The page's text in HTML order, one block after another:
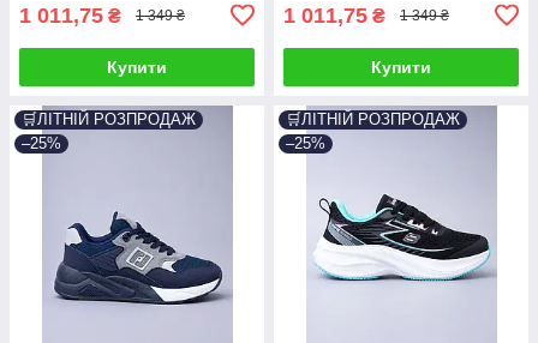
1 011,75 ₴ 1 349 ₴
Купити
1 011,75 ₴ 1 349 ₴
Купити
🛒ЛІТНІЙ РОЗПРОДАЖ
–25%
🛒ЛІТНІЙ РОЗПРОДАЖ
–25%